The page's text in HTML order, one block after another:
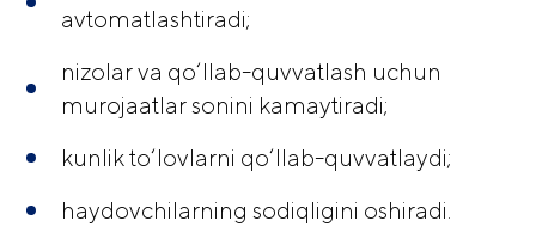
avtomatlashtiradi;
nizolar va qo‘llab-quvvatlash uchun
murojaatlar sonini kamaytiradi;
kunlik to‘lovlarni qo‘llab-quvvatlaydi;
haydovchilarning sodiqligini oshiradi.